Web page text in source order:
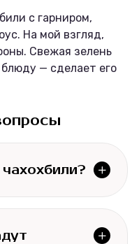
с гарниром,
На мой взгляд,
Свежая зелень
— сделает его